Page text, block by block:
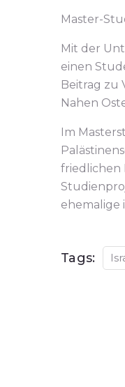
Master-
Mit der
einen
Beitrag zu
Nahen
Im
friedlichen
ehemalige
Tags: